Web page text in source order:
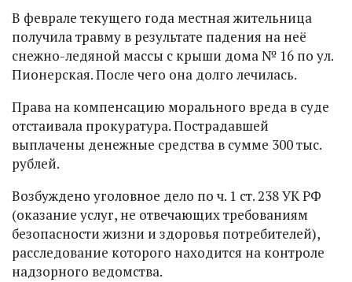
В феврале текущего года местная жительница
получила травму в результате падения на неё
снежно-ледяной массы с крыши дома № 16 по ул.
Пионерская. После чего она долго лечилась.
Права на компенсацию морального вреда в суде
отстаивала прокуратура. Пострадавшей
выплачены денежные средства в сумме 300 тыс.
рублей.
Возбуждено уголовное дело по ч. 1 ст. 238 УК РФ
(оказание услуг, не отвечающих требованиям
безопасности жизни и здоровья потребителей),
расследование которого находится на контроле
надзорного ведомства.